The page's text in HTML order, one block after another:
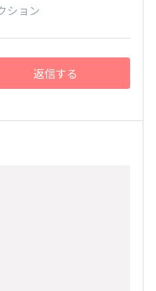
ション
返信する